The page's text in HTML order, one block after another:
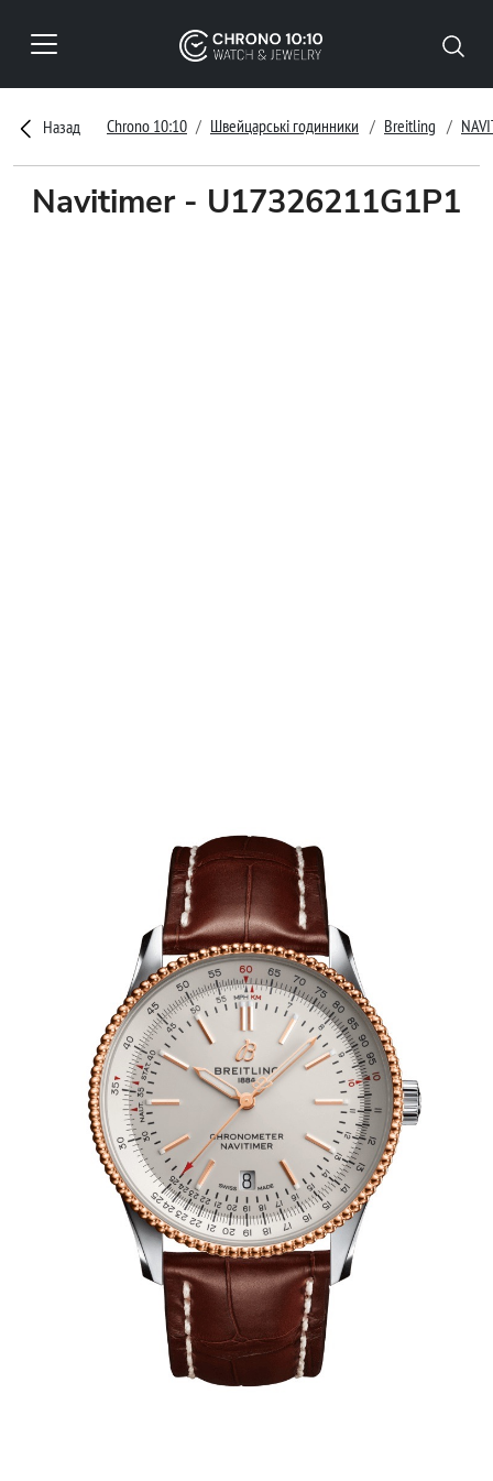
Назад Chrono 10:10 Швейцарські годинники Breitling
Navitimer - U17326211G1P1